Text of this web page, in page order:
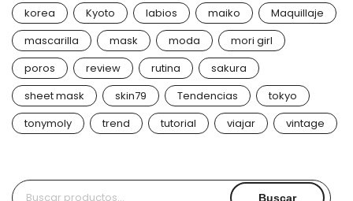
korea
Kyoto labios maiko
Maquillaje
mascarilla
mask moda
mori girl
poros
review rutina
sakura
sheet mask
skin79 Tendencias
tokyo
tonymoly
trend tutorial viajar vintage
BuscarBuscar